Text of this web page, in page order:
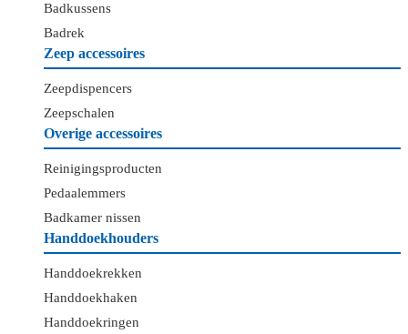
Badkussens
Badrek
Zeep accessoires
Zeepdispencers
Zeepschalen
Overige accessoires
Reinigingsproducten
Pedaalemmers
Badkamer nissen
Handdoekhouders
Handdoekrekken
Handdoekhaken
Handdoekringen